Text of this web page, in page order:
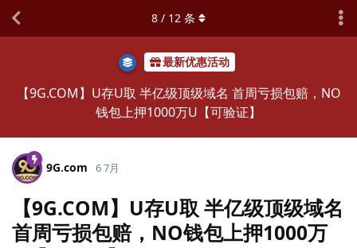
最新优惠活动
【9G.COM】U存U取 半亿级顶级域名 首周亏损包赔，NO
钱包上押1000万U【可验证】
8 / 12 条
9G.​com 6 7月
【9G.COM】U存U取 半亿级顶级域名
首周亏损包赔，NO钱包上押1000万